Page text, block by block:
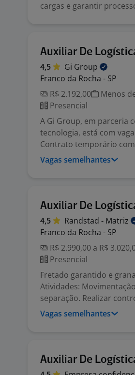
cargas e garantir
Auxiliar De
4,5 Gi Group
Franco da Rocha - SP
R$ 2.192,00
Menos
Presencial
A Gi Group, em parceria
tecnologia, está com
Contrato temporário
Vagas semelhantes
Auxiliar De
4,5 Randstad - Matriz
Franco da Rocha - SP
R$ 2.990,00 a R$
Presencial
Fretado garantido e
Atividades:
separação. Realizar
Vagas semelhantes
Auxiliar De